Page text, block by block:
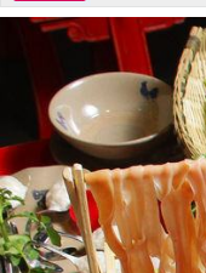
不能再单纯地销售产品,而要